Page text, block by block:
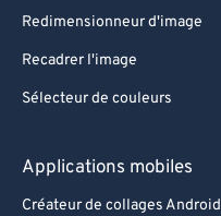
Redimensionneur d'image
Recadrer l'image
Sélecteur de couleurs
Applications mobiles
Créateur de collages Android